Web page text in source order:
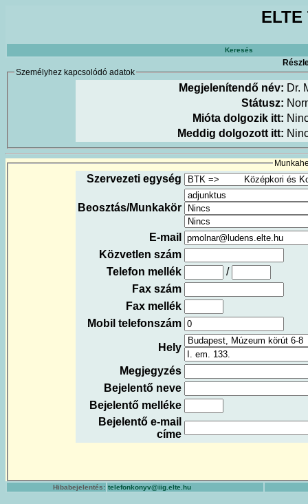
Keresés
Személyhez kapcsolódó adatok
Megjelenítendő név: Dr.
Státusz:
Mióta dolgozik itt:
Meddig dolgozott itt:
Szervezeti egység
Beosztás/Munkakör
E-mail
Közvetlen szám
Telefon mellék
/
Fax szám
Fax mellék
Mobil telefonszám
Hely
Megjegyzés
Bejelentő neve
Bejelentő melléke
Bejelentő e-mail
címe
Hibabejelentés: telefonkonyv@iig.elte.hu